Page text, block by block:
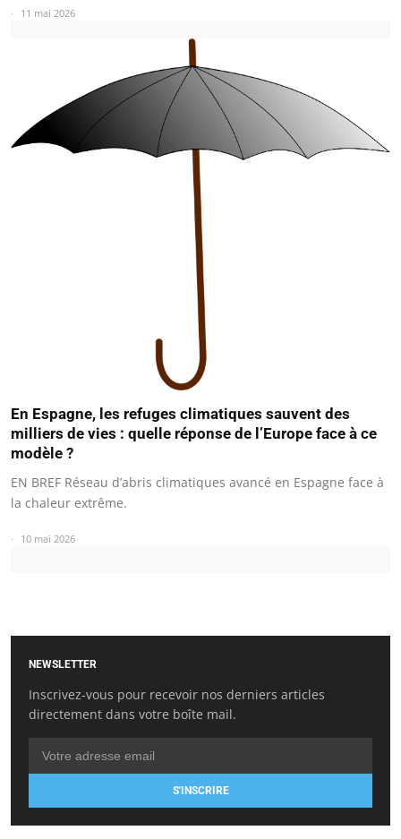
11 mai 2026
En Espagne, les refuges climatiques sauvent des
milliers de vies : quelle réponse de l’Europe face à ce
modèle ?
EN BREF Réseau d’abris climatiques avancé en Espagne face à
la chaleur extrême.
10 mai 2026
NEWSLETTER
Inscrivez-vous pour recevoir nos derniers articles
directement dans votre boîte mail.
S'INSCRIRE